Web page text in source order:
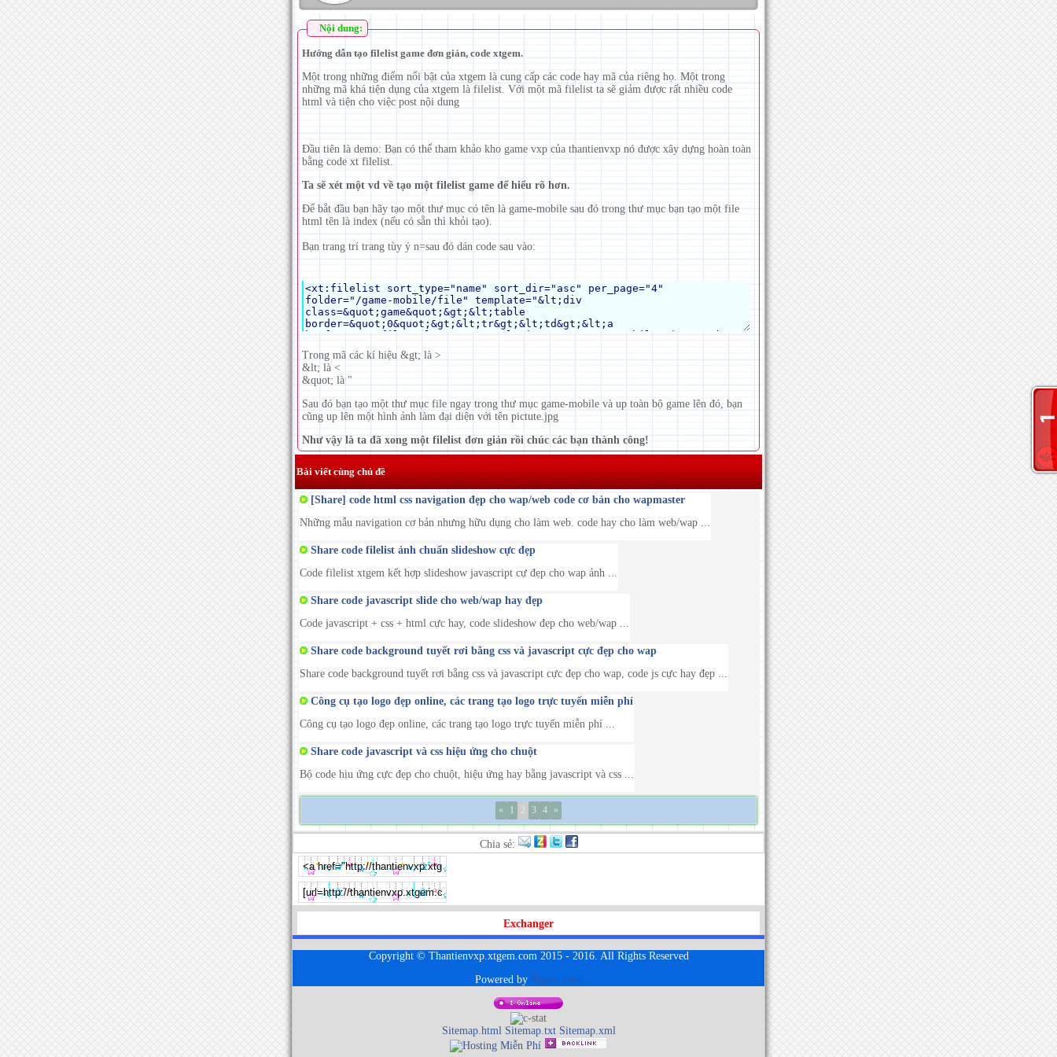
Nội dung:
Hướng dẫn tạo filelist game đơn giản, code xtgem.
Một trong những điểm nổi bật của xtgem là cung cấp các code hay mã của riêng họ. Một trong
những mã khá tiện dụng của xtgem là filelist. Với một mã filelist ta sẽ giảm được rất nhiều code
html và tiện cho việc post nội dung
Đầu tiên là demo: Bạn có thể tham khảo kho game vxp của thantienvxp nó được xây dựng hoàn toàn
bằng code xt filelist.
Ta sẽ xét một vd về tạo một filelist game để hiểu rõ hơn.
Để bắt đầu bạn hãy tạo một thư mục có tên là game-mobile sau đó trong thư mục bạn tạo một file
html tên là index (nếu có sẵn thì khỏi tạo).
Bạn trang trí trang tùy ý n=sau đó dán code sau vào:
Trong mã các kí hiệu &gt; là >
&lt; là <
&quot; là "
Sau đó bạn tạo một thư mục file ngay trong thư mục game-mobile và up toàn bộ game lên đó, bạn
cũng up lên một hình ảnh làm đại diện với tên pictute.jpg
Như vậy là ta đã xong một filelist đơn giản rồi chúc các bạn thành công!
Bài viết cùng chủ đề
[Share] code html css navigation đẹp cho wap/web code cơ bản cho wapmaster
Những mẫu navigation cơ bản nhưng hữu dụng cho làm web. code hay cho làm web/wap ...
Share code filelist ảnh chuẩn slideshow cực đẹp
Code filelist xtgem kết hợp slideshow javascript cự đẹp cho wap ảnh ...
Share code javascript slide cho web/wap hay đẹp
Code javascript + css + html cực hay, code slideshow đẹp cho web/wap ...
Share code background tuyết rơi bằng css và javascript cực đẹp cho wap
Share code background tuyết rơi bằng css và javascript cực đẹp cho wap, code js cực hay đẹp ...
Công cụ tạo logo đẹp online, các trang tạo logo trực tuyến miễn phí
Công cụ tạo logo đẹp online, các trang tạo logo trực tuyến miễn phí ...
Share code javascript và css hiệu ứng cho chuột
Bộ code hịu ứng cực đẹp cho chuột, hiệu ứng hay bằng javascript và css ...
« 1 2 3 4 »
Chia sẻ:
Exchanger
Copyright © Thantienvxp.xtgem.com 2015 - 2016. All Rights Reserved
Powered by Xtgem.com
Sitemap.html Sitemap.txt Sitemap.xml